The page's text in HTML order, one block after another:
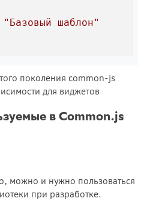
"Базовый шаблон"
поколения common-js
для виджетов
в Common.js
можно и нужно пользоваться
при разработке.